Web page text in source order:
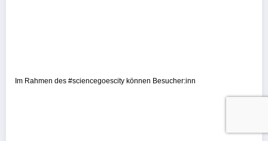
Im Rahmen des #sciencegoescity können Besucher:inn